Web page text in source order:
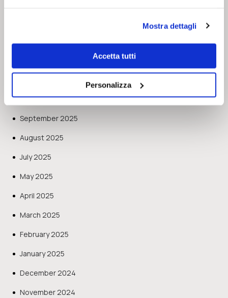
Mostra dettagli
Accetta tutti
Personalizza
January 2026
October 2025
September 2025
August 2025
July 2025
May 2025
April 2025
March 2025
February 2025
January 2025
December 2024
November 2024